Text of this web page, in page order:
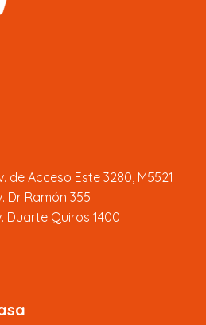
de Acceso Este 3280, M5521
Dr Ramón 355
Duarte Quiros 1400